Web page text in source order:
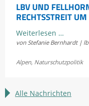
LBV UND
RECHTSSTREIT
Weiterlesen …LBV
und
einigen
im
von Stefanie Bernhardt |
Alpen, Naturschutzpolitik
Alle Nachrichten